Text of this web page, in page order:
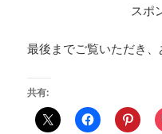
スポ
最後までご覧いただき、
共有: